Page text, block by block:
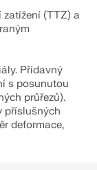
zatížení (TTZ) a
Přídavný
s posunutou
průřezů).
příslušných
deformace,